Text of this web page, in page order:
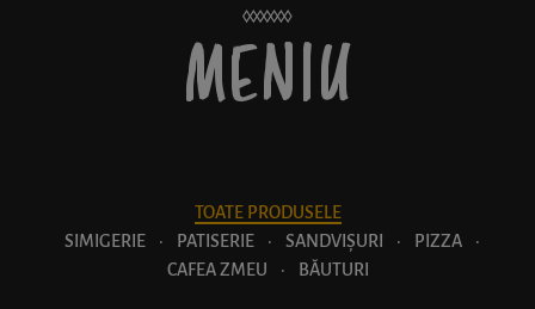
MENIU
TOATE PRODUSELE
SIMIGERIE
· PATISERIE · SANDVIȘURI · PIZZA
·
CAFEA ZMEU
· BĂUTURI